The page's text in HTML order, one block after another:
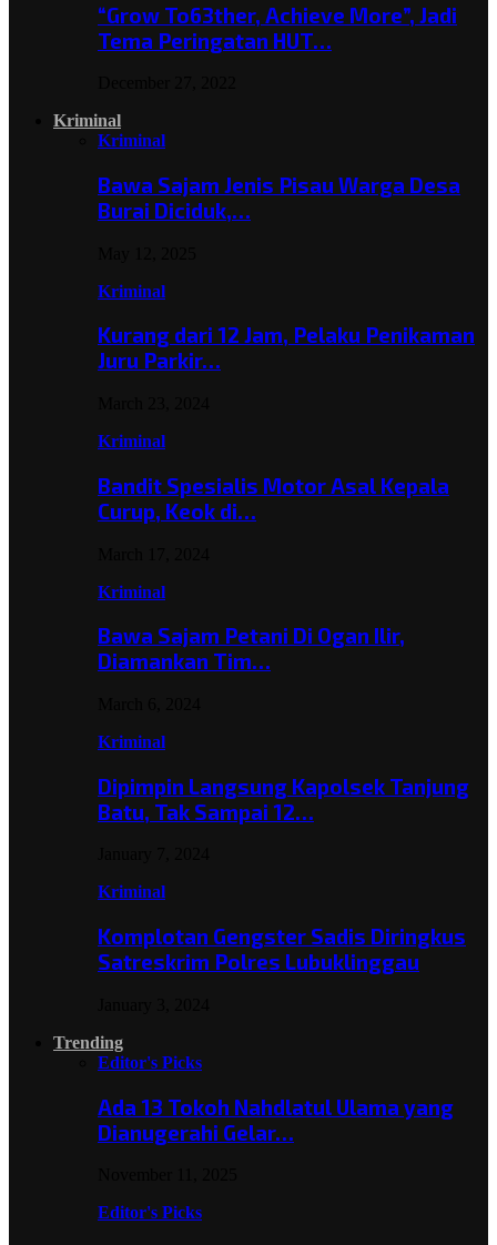
“Grow To63ther, Achieve More”, Jadi
Tema Peringatan HUT…
Kriminal
Kriminal
Bawa Sajam Jenis Pisau Warga Desa
Burai Diciduk,…
Kriminal
Kurang dari 12 Jam, Pelaku Penikaman
Juru Parkir…
Kriminal
Bandit Spesialis Motor Asal Kepala
Curup, Keok di…
Kriminal
Bawa Sajam Petani Di Ogan Ilir,
Diamankan Tim…
Kriminal
Dipimpin Langsung Kapolsek Tanjung
Batu, Tak Sampai 12…
Kriminal
Komplotan Gengster Sadis Diringkus
Satreskrim Polres Lubuklinggau
Trending
Editor's Picks
Ada 13 Tokoh Nahdlatul Ulama yang
Dianugerahi Gelar…
Editor's Picks